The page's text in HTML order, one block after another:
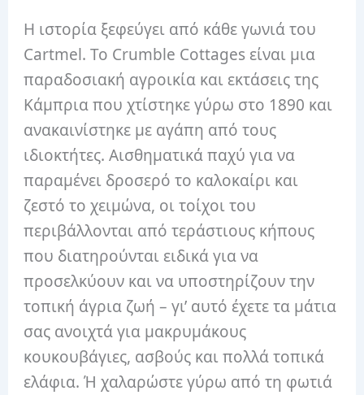
Η ιστορία ξεφεύγει από κάθε γωνιά του
Cartmel. Το Crumble Cottages είναι μια
παραδοσιακή αγροικία και εκτάσεις της
Κάμπρια που χτίστηκε γύρω στο 1890 και
ανακαινίστηκε με αγάπη από τους
ιδιοκτήτες. Αισθηματικά παχύ για να
παραμένει δροσερό το καλοκαίρι και
ζεστό το χειμώνα, οι τοίχοι του
περιβάλλονται από τεράστιους κήπους
που διατηρούνται ειδικά για να
προσελκύουν και να υποστηρίζουν την
τοπική άγρια ​​ζωή – γι’ αυτό έχετε τα μάτια
σας ανοιχτά για μακρυμάκους
κουκουβάγιες, ασβούς και πολλά τοπικά
ελάφια. Ή χαλαρώστε γύρω από τη φωτιά